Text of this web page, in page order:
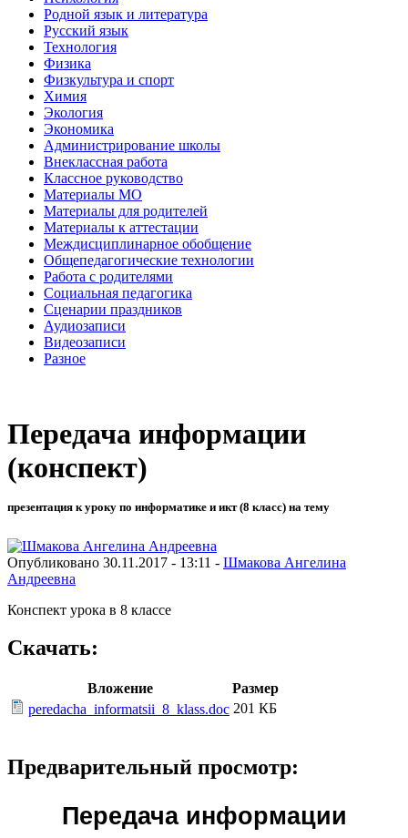
Родной язык и литература
Русский язык
Технология
Физика
Физкультура и спорт
Химия
Экология
Экономика
Администрирование школы
Внеклассная работа
Классное руководство
Материалы МО
Материалы для родителей
Материалы к аттестации
Междисциплинарное обобщение
Общепедагогические технологии
Работа с родителями
Социальная педагогика
Сценарии праздников
Аудиозаписи
Видеозаписи
Разное
Передача информации
(конспект)
презентация к уроку по информатике и икт (8 класс) на тему
Опубликовано 30.11.2017 - 13:11 - Шмакова Ангелина
Андреевна
Конспект урока в 8 классе
Скачать:
Вложение
Размер
peredacha_informatsii_8_klass.doc 201 КБ
Предварительный просмотр:
Передача информации